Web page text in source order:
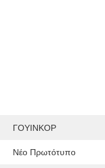
ΓΟΥΙΝΚΟΡ
Νέο Πρωτότυπο